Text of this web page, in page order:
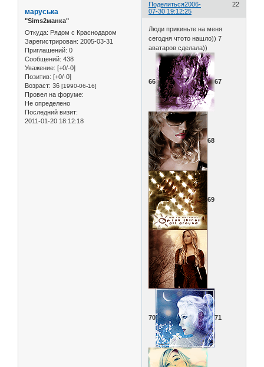
Поделиться 22
2006-
07-30 19:12:25
маруська
"Sims2манка"
Откуда: Рядом с Краснодаром
Зарегистрирован: 2005-03-31
Приглашений: 0
Сообщений: 438
Уважение: [+0/-0]
Позитив: [+0/-0]
Возраст: 36 [1990-06-16]
Провел на форуме:
Не определено
Последний визит:
2011-01-20 18:12:18
Люди прикиньте на меня
сегодня чтото нашло)) 7
аватаров сделала))
66 67
68
69
70 71